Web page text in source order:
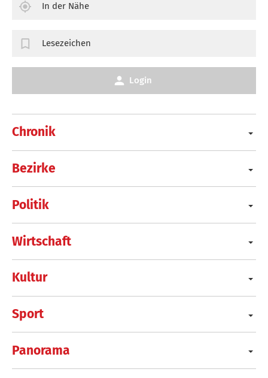
Chronik
Bezirke
Politik
Wirtschaft
Kultur
Sport
Panorama
In der Nähe
Lesezeichen
Login